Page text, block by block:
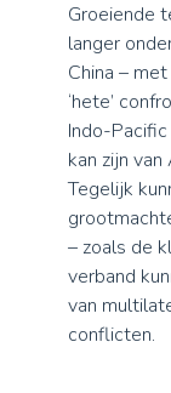
Groeiende
langer
China –
‘hete’
Indo-
kan zijn
Tegelijk
– zoals de
verband
van
conflicten.